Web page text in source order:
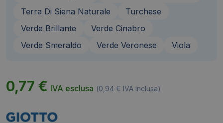
Terra Di Siena Naturale
Turchese
Verde Brillante
Verde Cinabro
Verde Smeraldo
Verde Veronese Viola
0,77 € IVA esclusa (0,94 € IVA inclusa)